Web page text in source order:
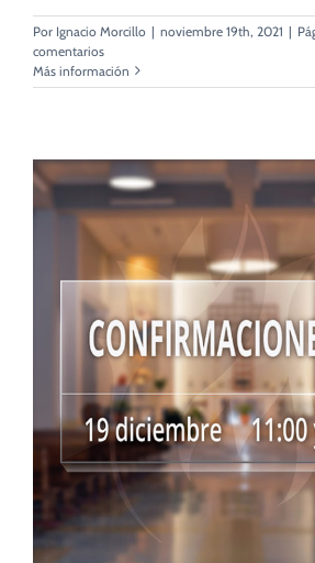
Por Ignacio Morcillo | noviembre 19th, 2021 |
comentarios
Más información